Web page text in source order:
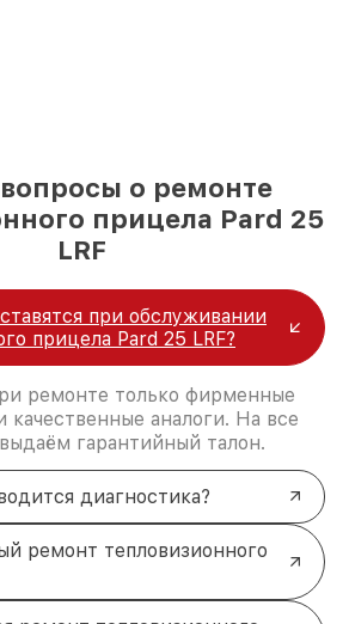
о ремонте
прицела Pard 25
LRF
при обслуживании
прицела Pard 25 LRF?
ремонте только фирменные
качественные аналоги. На все
гарантийный талон.
диагностика?
ремонт тепловизионного